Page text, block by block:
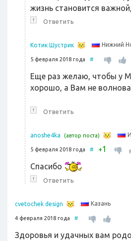
жизнь становится
↑ Ответить
Котик Шустрик Нижний
5 февраля 2018 года #
Еще раз желаю, чтобы у
хорошо, а Вам не
↑ Ответить
anoshe4ka (автор поста)
5 февраля 2018 года # +1
Спасибо
↑ Ответить
cvetochek design Казань
4 февраля 2018 года #
Здоровья и удачных вам